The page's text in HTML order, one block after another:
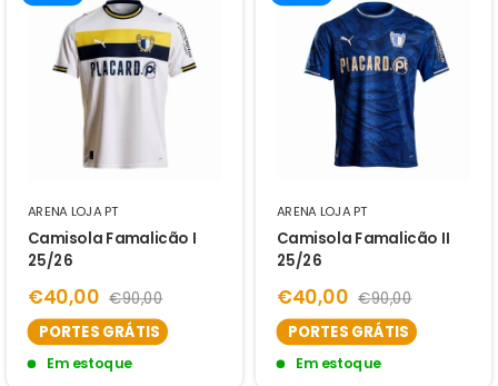
ARENA LOJA PT
Camisola Famalicão I
25/26
€40,00 €90,00
PORTES GRÁTIS
Em estoque
ARENA LOJA PT
Camisola Famalicão II
25/26
€40,00 €90,00
PORTES GRÁTIS
Em estoque